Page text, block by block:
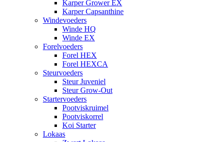
Karper Grower EX
Karper Capsanthine
Windevoeders
Winde HQ
Winde EX
Forelvoeders
Forel HEX
Forel HEXCA
Steurvoeders
Steur Juveniel
Steur Grow-Out
Startervoeders
Pootviskruimel
Pootviskorrel
Koi Starter
Lokaas